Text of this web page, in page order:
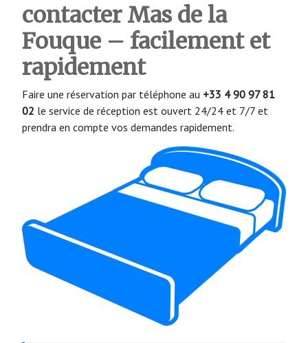
contacter Mas de la
Fouque – facilement et
rapidement
Faire une réservation par téléphone au +33 4 90 97 81
02 le service de réception est ouvert 24/24 et 7/7 et
prendra en compte vos demandes rapidement.